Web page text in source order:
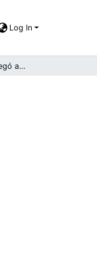
Log In
Primer carro que llegó a Caicedonia, fue traído en tren completamente desarmado hasta la estación y fue armado en la ciudad